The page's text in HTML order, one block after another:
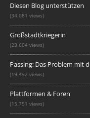
Diesen Blog unterstützen
(34.081 views)
Großstadtkriegerin
(23.604 views)
Passing: Das Problem mit
(19.492 views)
Plattformen & Foren
(15.751 views)